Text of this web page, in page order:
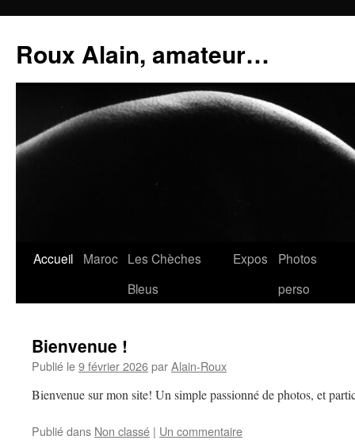
contenu
Roux Alain, amateur…
Accueil Maroc Les Chèches
Bleus
Expos
Photos
perso
Bienvenue !
Publié le9 février 2026parAlain-Roux
Bienvenue sur mon site! Un simple passionné de photos, et
Publié dans Non classé | Un commentaire